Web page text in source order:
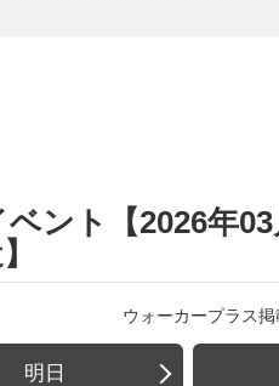
ント【2026年
ウォーカープラス
明日